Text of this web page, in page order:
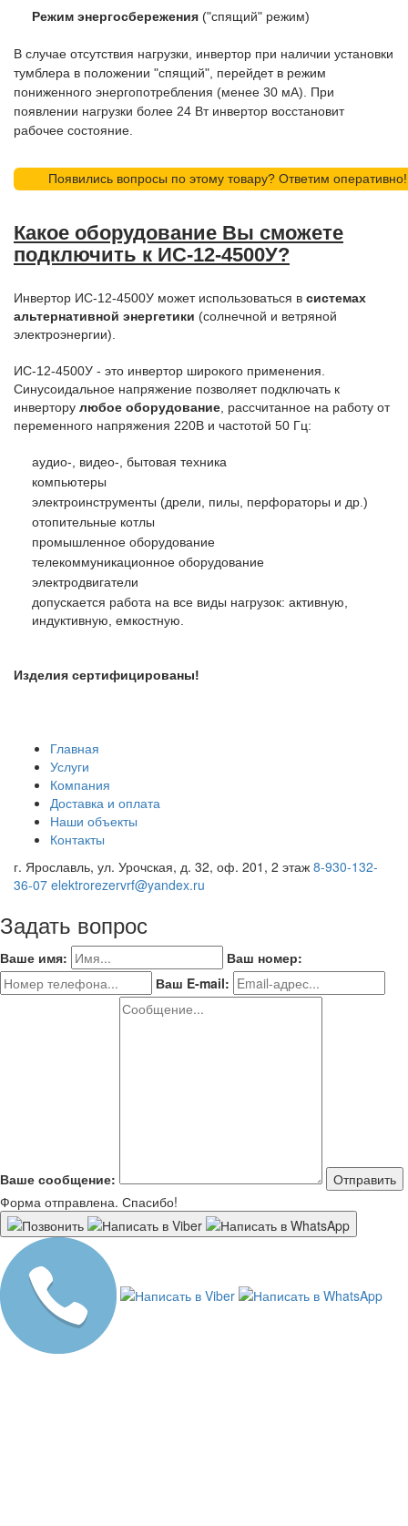
Режим энергосбережения("спящий" режим)
В случае отсутствия нагрузки, инвертор при наличии установки
тумблера в положении "спящий", перейдет в режим
пониженного энергопотребления (менее 30 мА). При
появлении нагрузки более 24 Вт инвертор восстановит
рабочее состояние.
Появились вопросы по этому товару? Ответим оперативно!
Какое оборудование Вы сможете
подключить к ИС-12-4500У?
Инвертор ИС-12-4500У может использоваться в системах
альтернативной энергетики (солнечной и ветряной
электроэнергии).
ИС-12-4500У - это инвертор широкого применения.
Синусоидальное напряжение позволяет подключать к
инвертору любое оборудование, рассчитанное на работу от
переменного напряжения 220В и частотой 50 Гц:
аудио-, видео-, бытовая техника
компьютеры
электроинструменты (дрели, пилы, перфораторы и др.)
отопительные котлы
промышленное оборудование
телекоммуникационное оборудование
электродвигатели
допускается работа на все виды нагрузок: активную,
индуктивную, емкостную.
Изделия сертифицированы!
Главная
Услуги
Компания
Доставка и оплата
Наши объекты
Контакты
г. Ярославль, ул. Урочская, д. 32, оф. 201, 2 этаж 8-930-132-
36-07 elektrorezervrf@yandex.ru
Задать вопрос
Ваше имя:
Ваш номер:
Ваш E-mail:
Ваше сообщение:
Отправить
Форма отправлена. Спасибо!